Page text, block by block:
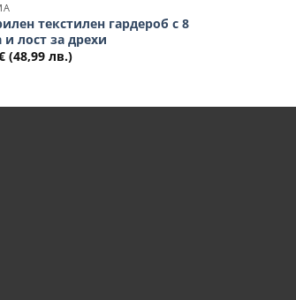
текстилен гардероб с 8
и лост за дрехи
(48,99 лв.)